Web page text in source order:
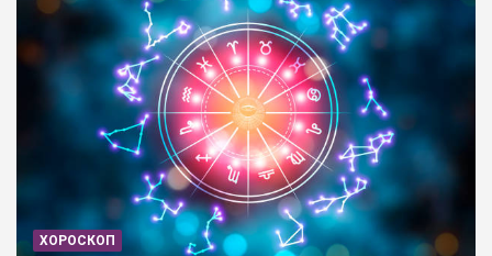
ХОРОСКОП